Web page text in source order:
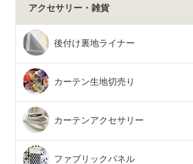
アクセサリー・雑貨
後付け裏地ライナー
カーテン生地切売り
カーテンアクセサリー
ファブリックパネル